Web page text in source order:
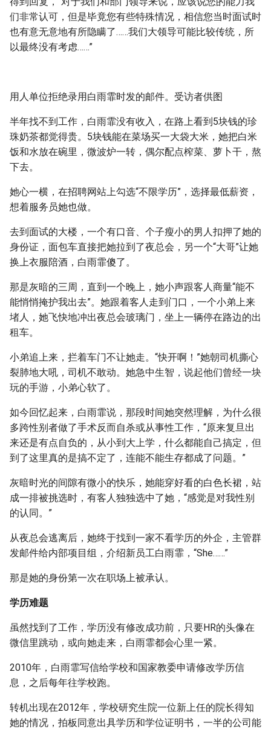
们非常认可，但是毕竟您有些特殊情况，相信您当时面试时
也有意无意地有所隐瞒了……我们大领导可能比较传统，所
以最终没有考虑……”
用人单位拒绝录用白雨霏时发的邮件。受访者供图
半年找不到工作，白雨霏没有收入，在路上看到5块钱的珍
珠奶茶都觉得贵。5块钱能在菜场买一大袋大米，她把白米
饭和水放在碗里，微波炉一转，偶尔配点榨菜、萝卜干，熬
下去。
她心一横，在招聘网站上勾选“不限学历”，选择最低薪资，
想着服务员她也做。
去到面试的大楼，一个有口音、个子瘦小的男人扣押了她的
身份证，面包车直接把她拉到了夜总会，另一个“大哥”让她
换上衣服陪酒，白雨霏傻了。
那是灰暗的三周，直到一个晚上，她小声跟客人商量“能不
能悄悄掩护我出去”。她跟着客人走到门口，一个小弟上来
堵人，她飞快地冲出夜总会玻璃门，坐上一辆停在路边的出
租车。
小弟追上来，拦着车门不让她走。“快开啊！”她朝司机撕心
裂肺地大吼，司机不敢动。她急中生智，说起他们曾经一块
玩的手游，小弟心软了。
如今回忆起来，白雨霏说，那段时间她突然理解，为什么很
多跨性别者做了手术反而自杀或从事性工作，“原来复旦出
来还是有点自负的，从小到大上学，什么都能自己搞定，但
到了这里真的是搞不定了，连能不能生存都成了问题。”
灰暗时光的间隙有微小的快乐，她能穿好看的白色长裙，站
成一排被挑选时，有客人独独选中了她，“感觉是对我性别
的认同。”
从夜总会逃离后，她终于找到一家不看学历的外企，主管群
发邮件给内部项目组，介绍新员工白雨霏，“She……”
那是她的身份第一次在职场上被承认。
学历难题
虽然找到了工作，学历没有修改成功前，只要HR的头像在
微信里跳动，或向她走来，白雨霏都会心里一紧。
2010年，白雨霏写信给学校和国家教委申请修改学历信
息，之后每年往学校跑。
转机出现在2012年，学校研究生院一位新上任的院长得知
她的情况，拍板同意出具学历和学位证明书，一半的公司能